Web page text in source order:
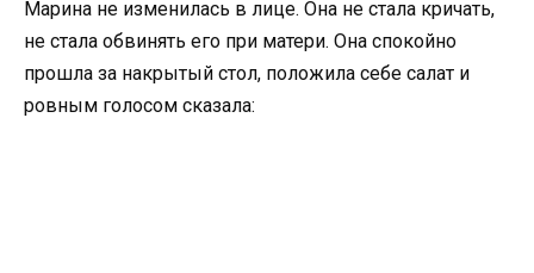
Марина не изменилась в лице. Она не стала кричать,
не стала обвинять его при матери. Она спокойно
прошла за накрытый стол, положила себе салат и
ровным голосом сказала: